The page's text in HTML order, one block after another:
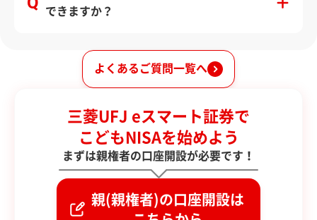
できますか？
よくあるご質問一覧へ
三菱UFJ eスマート証券で
こどもNISAを始めよう
まずは親権者の口座開設が必要です！
親(親権者)の口座開設は